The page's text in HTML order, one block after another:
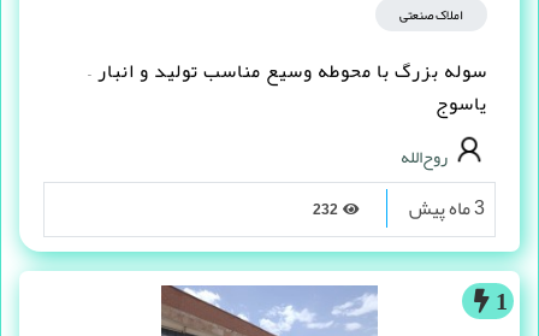
املاک صنعتی
سوله بزرگ با محوطه وسیع مناسب تولید و انبار –
یاسوج
روح‌الله
3 ماه پیش
1